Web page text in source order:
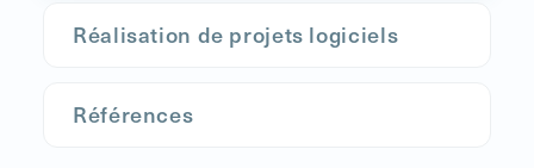
Réalisation de projets logiciels
Références